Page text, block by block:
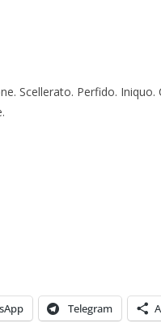
Scellerato. Perfido. Iniquo.
Telegram